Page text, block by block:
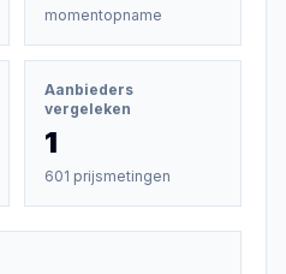
momentopname
Aanbieders
vergeleken
1
601 prijsmetingen